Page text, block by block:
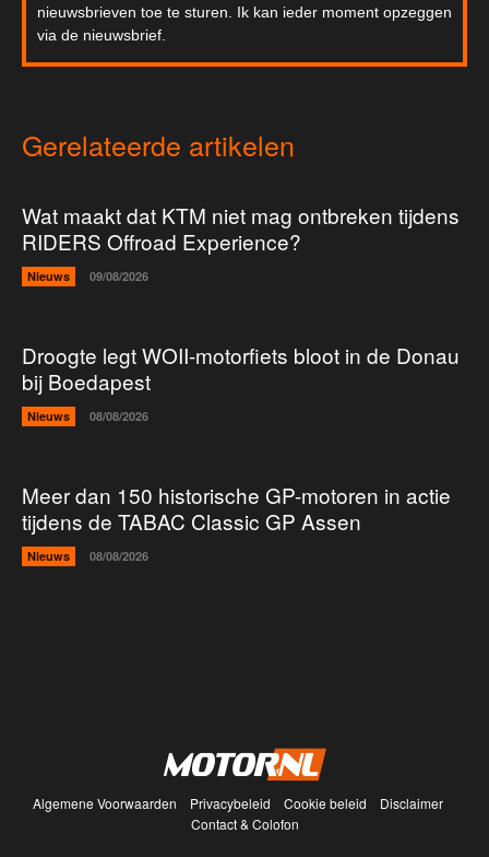
nieuwsbrieven toe te sturen. Ik kan ieder moment opzeggen
via de nieuwsbrief.
Gerelateerde artikelen
Wat maakt dat KTM niet mag ontbreken tijdens
RIDERS Offroad Experience?
Nieuws 09/08/2026
Droogte legt WOII-motorfiets bloot in de Donau
bij Boedapest
Nieuws 08/08/2026
Meer dan 150 historische GP-motoren in actie
tijdens de TABAC Classic GP Assen
Nieuws 08/08/2026
Algemene Voorwaarden Privacybeleid Cookie beleid
Disclaimer
Contact & Colofon